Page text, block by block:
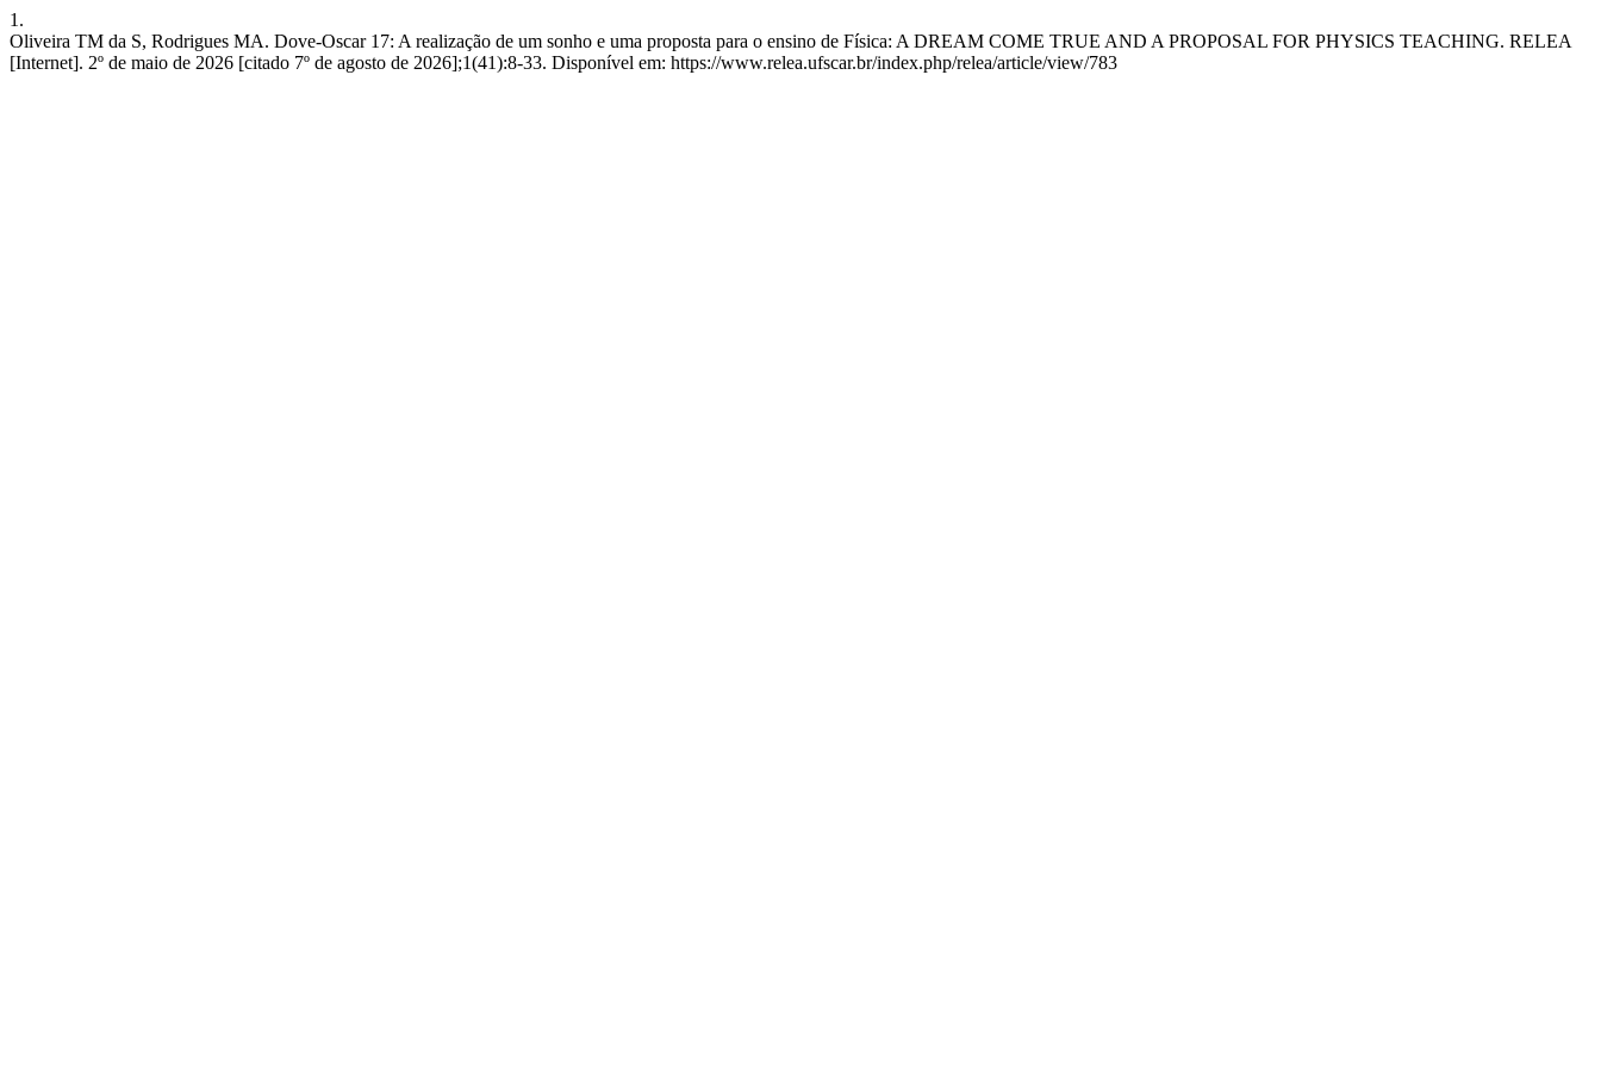
1.
Oliveira TM da S, Rodrigues MA. Dove-Oscar 17: A realização de um sonho e uma proposta para o ensino de Física: A DREAM COME TRUE AND A PROPOSAL FOR PHYSICS TEACHING. RELEA
[Internet]. 2º de maio de 2026 [citado 7º de agosto de 2026];1(41):8-33. Disponível em: https://www.relea.ufscar.br/index.php/relea/article/view/783